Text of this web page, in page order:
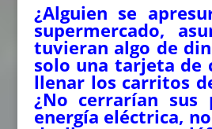
¿Alguien se
supermercado,
tuvieran algo de
solo una tarjeta de
llenar los carritos
¿No cerrarían sus
energía eléctrica,